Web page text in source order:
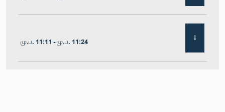
மு.ப. 11:11 - மு.ப. 11:24